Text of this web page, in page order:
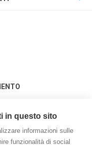
in questo sito
informazioni sulle
funzionalità di social